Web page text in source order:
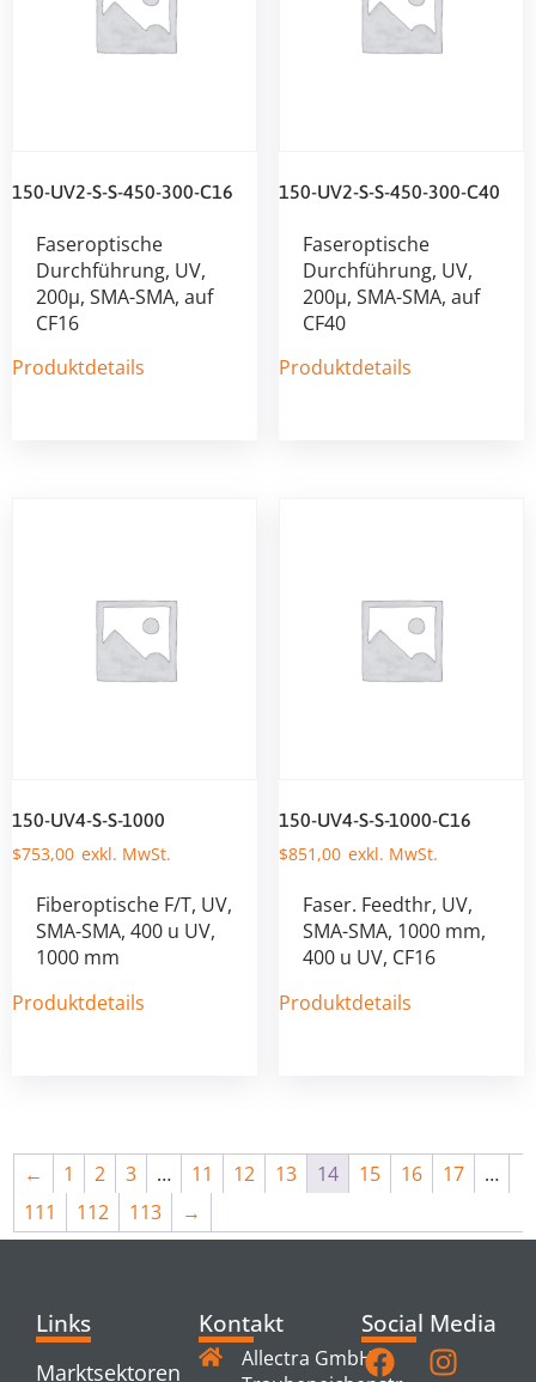
150-UV2-S-S-450-300-C16
Faseroptische
Durchführung, UV,
200µ, SMA-SMA, auf
CF16
Produktdetails
150-UV2-S-S-450-300-C40
Faseroptische
Durchführung, UV,
200µ, SMA-SMA, auf
CF40
Produktdetails
150-UV4-S-S-1000
$753,00
Fiberoptische F/T, UV,
SMA-SMA, 400 u UV,
1000 mm
Produktdetails
150-UV4-S-S-1000-C16
$851,00
Faser. Feedthr, UV,
SMA-SMA, 1000 mm,
400 u UV, CF16
Produktdetails
← 1 2 3 … 11 12 13 14 15 16 17
…
111
112 113 →
Links
Marktsektoren
Kontakt
Allectra GmbH
Social Media